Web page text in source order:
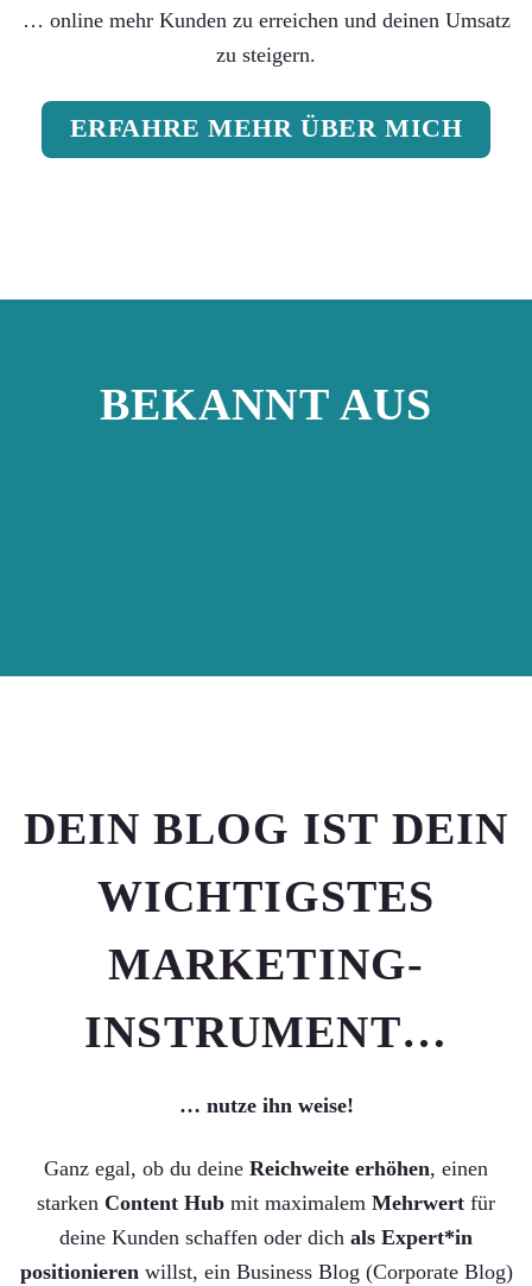
… online mehr Kunden zu erreichen und deinen Umsatz
zu steigern.
ERFAHRE MEHR ÜBER MICH
BEKANNT AUS
DEIN BLOG IST DEIN
WICHTIGSTES
MARKETING-
INSTRUMENT…
… nutze ihn weise!
Ganz egal, ob du deine Reichweite erhöhen, einen
starken Content Hub mit maximalem Mehrwert für
deine Kunden schaffen oder dich als Expert*in
positionierenwillst, ein Business Blog (Corporate Blog)